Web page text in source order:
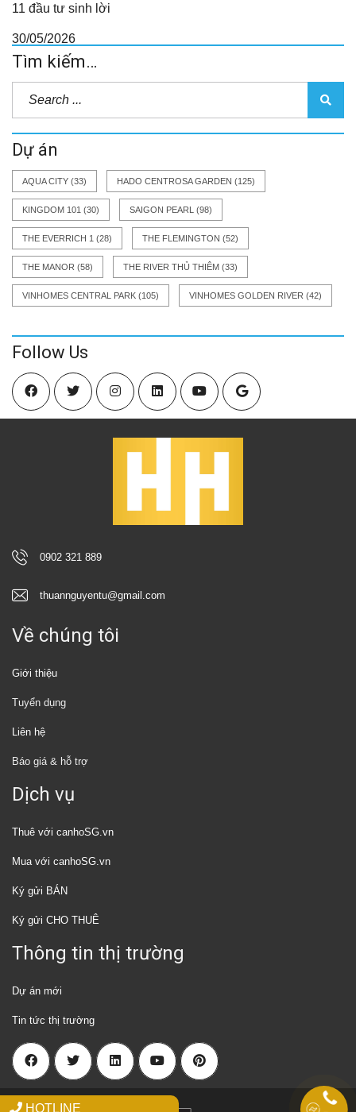
HOTLINE
11 đầu tư sinh lời
30/05/2026
Tìm kiếm…
Dự án
AQUA CITY (33) HADO CENTROSA GARDEN (125)
KINGDOM 101 (30) SAIGON PEARL (98)
THE EVERRICH 1 (28) THE FLEMINGTON (52)
THE MANOR (58) THE RIVER THỦ THIÊM (33)
VINHOMES CENTRAL PARK (105) VINHOMES GOLDEN RIVER (42)
Follow Us
0902 321 889
thuannguyentu@gmail.com
Về chúng tôi
Giới thiệu
Tuyển dụng
Liên hệ
Báo giá & hỗ trợ
Dịch vụ
Thuê với canhoSG.vn
Mua với canhoSG.vn
Ký gửi BÁN
Ký gửi CHO THUÊ
Thông tin thị trường
Dự án mới
Tin tức thị trường